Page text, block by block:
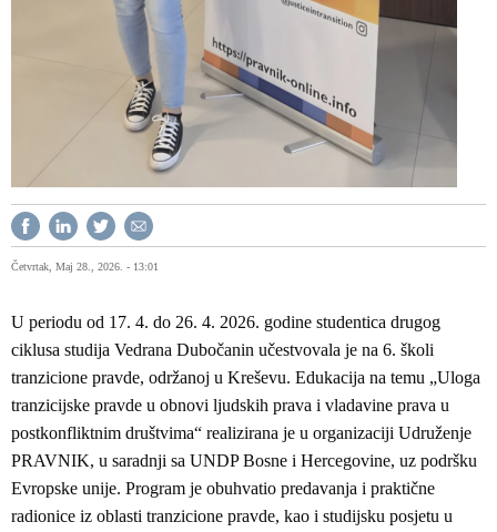
Četvrtak, Maj 28., 2026. - 13:01
U periodu od 17. 4. do 26. 4. 2026. godine studentica drugog
ciklusa studija Vedrana Dubočanin učestvovala je na 6. školi
tranzicione pravde, održanoj u Kreševu. Edukacija na temu „Uloga
tranzicijske pravde u obnovi ljudskih prava i vladavine prava u
postkonfliktnim društvima“ realizirana je u organizaciji Udruženje
PRAVNIK, u saradnji sa UNDP Bosne i Hercegovine, uz podršku
Evropske unije. Program je obuhvatio predavanja i praktične
radionice iz oblasti tranzicione pravde, kao i studijsku posjetu u